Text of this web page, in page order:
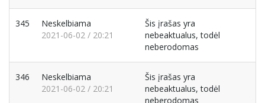
345
Neskelbiama
2021-06-02 / 20:21
Šis įrašas yra
nebeaktualus, todėl
neberodomas
346
Neskelbiama
2021-06-02 / 20:21
Šis įrašas yra
nebeaktualus, todėl
neberodomas